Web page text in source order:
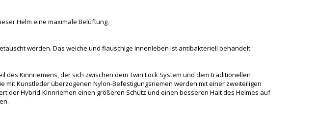
Helm eine maximale Belüftung.
werden. Das weiche und flauschige Innenleben ist antibakteriell behandelt.
Kinnriemens, der sich zwischen dem Twin Lock System und dem traditionellen
Kunstleder überzogenen Nylon-Befestigungsriemen werden mit einer zweiteiligen
der Hybrid-Kinnriemen einen größeren Schutz und einen besseren Halt des Helmes auf